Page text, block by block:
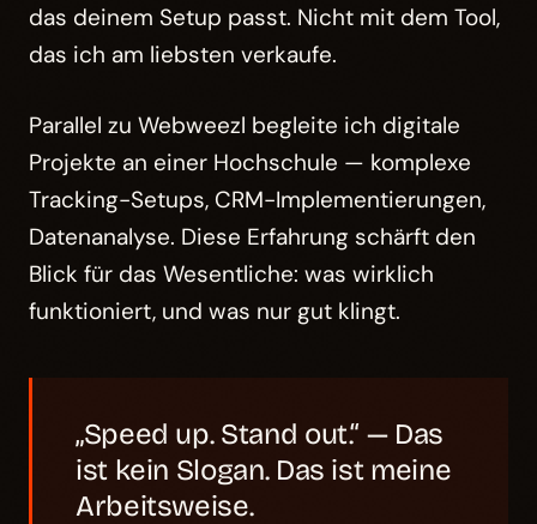
das deinem Setup passt. Nicht mit dem Tool,
das ich am liebsten verkaufe.
Parallel zu Webweezl begleite ich digitale
Projekte an einer Hochschule — komplexe
Tracking-Setups, CRM-Implementierungen,
Datenanalyse. Diese Erfahrung schärft den
Blick für das Wesentliche: was wirklich
funktioniert, und was nur gut klingt.
„Speed up. Stand out.“ — Das
ist kein Slogan. Das ist meine
Arbeitsweise.